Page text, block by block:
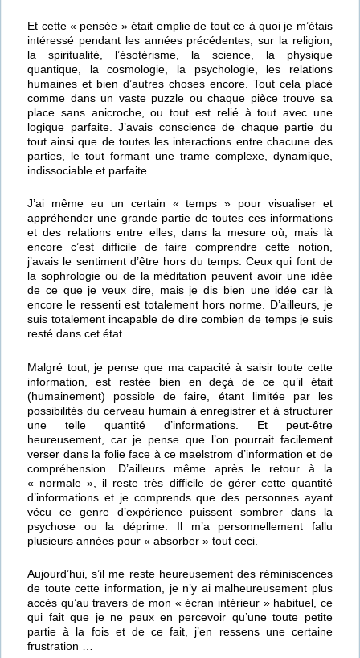
Et cette « pensée » était emplie de tout ce à quoi je m’étais
intéressé pendant les années précédentes, sur la religion,
la spiritualité, l’ésotérisme, la science, la physique
quantique, la cosmologie, la psychologie, les relations
humaines et bien d’autres choses encore. Tout cela placé
comme dans un vaste puzzle ou chaque pièce trouve sa
place sans anicroche, ou tout est relié à tout avec une
logique parfaite. J’avais conscience de chaque partie du
tout ainsi que de toutes les interactions entre chacune des
parties, le tout formant une trame complexe, dynamique,
indissociable et parfaite.
J’ai même eu un certain « temps » pour visualiser et
appréhender une grande partie de toutes ces informations
et des relations entre elles, dans la mesure où, mais là
encore c’est difficile de faire comprendre cette notion,
j’avais le sentiment d’être hors du temps. Ceux qui font de
la sophrologie ou de la méditation peuvent avoir une idée
de ce que je veux dire, mais je dis bien une idée car là
encore le ressenti est totalement hors norme. D’ailleurs, je
suis totalement incapable de dire combien de temps je suis
resté dans cet état.
Malgré tout, je pense que ma capacité à saisir toute cette
information, est restée bien en deçà de ce qu’il était
(humainement) possible de faire, étant limitée par les
possibilités du cerveau humain à enregistrer et à structurer
une telle quantité d’informations. Et peut-être
heureusement, car je pense que l’on pourrait facilement
verser dans la folie face à ce maelstrom d’information et de
compréhension. D’ailleurs même après le retour à la
« normale », il reste très difficile de gérer cette quantité
d’informations et je comprends que des personnes ayant
vécu ce genre d’expérience puissent sombrer dans la
psychose ou la déprime. Il m’a personnellement fallu
plusieurs années pour « absorber » tout ceci.
Aujourd’hui, s’il me reste heureusement des réminiscences
de toute cette information, je n’y ai malheureusement plus
accès qu’au travers de mon « écran intérieur » habituel, ce
qui fait que je ne peux en percevoir qu’une toute petite
partie à la fois et de ce fait, j’en ressens une certaine
frustration …